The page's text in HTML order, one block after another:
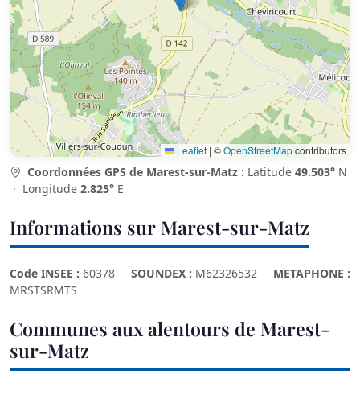
Leaflet | ©OpenStreetMapcontributors
Coordonnées GPS de Marest-sur-Matz : Latitude 49.503° N
· Longitude 2.825° E
Informations sur Marest-sur-Matz
Code INSEE : 60378 SOUNDEX : M62326532
METAPHONE :
MRSTSRMTS
Communes aux alentours de Marest-
sur-Matz